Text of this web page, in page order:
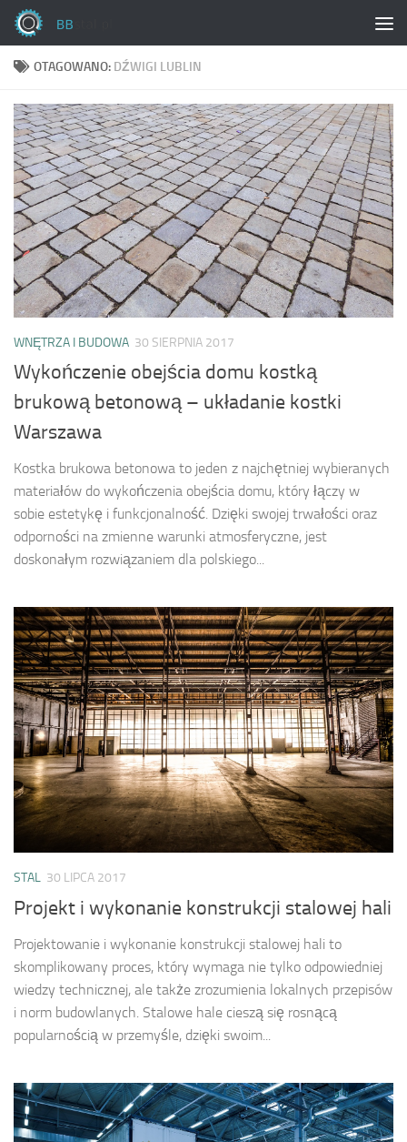
Skip to content
OTAGOWANO: DŹWIGI LUBLIN
WNĘTRZA I BUDOWA 30 SIERPNIA 2017
Wykończenie obejścia domu kostką
brukową betonową – układanie kostki
Warszawa
Kostka brukowa betonowa to jeden z najchętniej wybieranych
materiałów do wykończenia obejścia domu, który łączy w
sobie estetykę i funkcjonalność. Dzięki swojej trwałości oraz
odporności na zmienne warunki atmosferyczne, jest
doskonałym rozwiązaniem dla polskiego...
STAL 30 LIPCA 2017
Projekt i wykonanie konstrukcji stalowej hali
Projektowanie i wykonanie konstrukcji stalowej hali to
skomplikowany proces, który wymaga nie tylko odpowiedniej
wiedzy technicznej, ale także zrozumienia lokalnych przepisów
i norm budowlanych. Stalowe hale cieszą się rosnącą
popularnością w przemyśle, dzięki swoim...